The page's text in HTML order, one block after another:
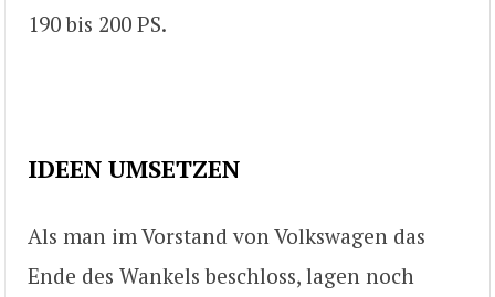
190 bis 200 PS.
IDEEN UMSETZEN
Als man im Vorstand von Volkswagen das
Ende des Wankels beschloss, lagen noch